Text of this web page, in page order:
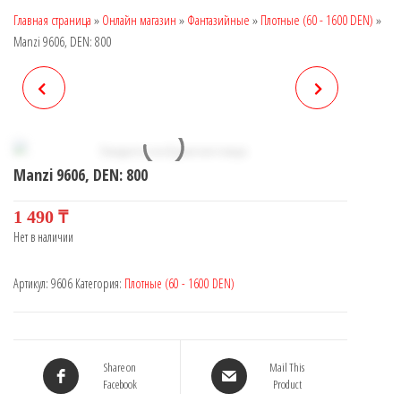
Главная страница » Онлайн магазин » Фантазийные » Плотные (60 - 1600 DEN) »
Manzi 9606, DEN: 800
Manzi 9606, DEN: 800
1 490 ₸
Нет в наличии
Артикул: 9606 Категория: Плотные (60 - 1600 DEN)
Share on
Facebook
Mail This
Product